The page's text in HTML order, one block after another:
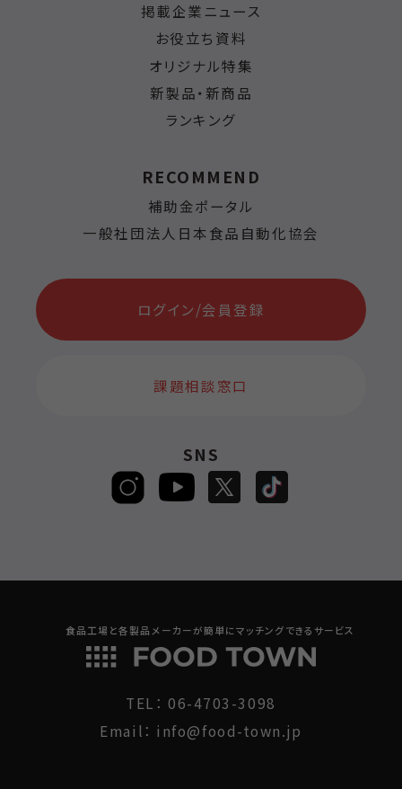
掲載企業ニュース
お役立ち資料
オリジナル特集
新製品・新商品
ランキング
RECOMMEND
補助金ポータル
一般社団法人日本食品自動化協会
ログイン/会員登録
課題相談窓口
SNS
食品工場と各製品メーカーが簡単にマッチングできるサービス
TEL：06-4703-3098
Email： info@food-town.jp